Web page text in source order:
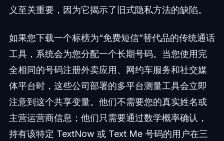
义至关重要，因为它揭示了旧式隐私方法的缺陷。
如果您下载一个标榜为“免费短信”替代品的传统通话
工具，系统会为您分配一个长期号码。当您使用完
全相同的号码注册外卖应用、网约车服务和社交媒
体平台时，这些公司部署的多平台测量工具会立即
注意到这个共享变量。他们不需要您的真实姓名或
主营运营商信息；他们只需要通过数学概率确认，
持有该特定 TextNow 或 Text Me 号码的用户在三